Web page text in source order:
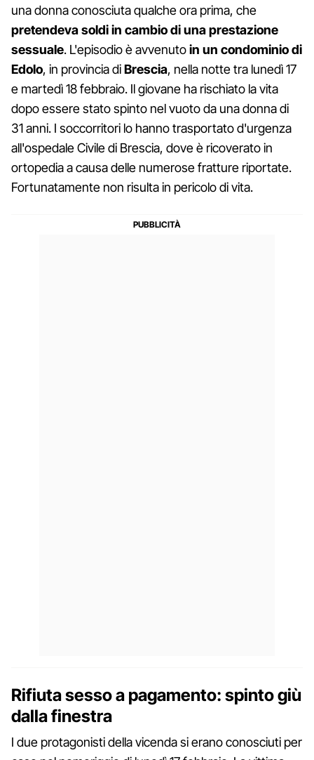
una donna conosciuta qualche ora prima, che
pretendeva soldi in cambio di una prestazione
sessuale. L'episodio è avvenutoin un condominio di
Edolo, in provincia diBrescia, nella notte tra lunedì 17
e martedì 18 febbraio. Il giovane ha rischiato la vita
dopo essere stato spinto nel vuoto da una donna di
31 anni. I soccorritori lo hanno trasportato d'urgenza
all'ospedale Civile di Brescia, dove è ricoverato in
ortopedia a causa delle numerose fratture riportate.
Fortunatamente non risulta in pericolo di vita.
Rifiuta sesso a pagamento: spinto giù
dalla finestra
I due protagonisti della vicenda si erano conosciuti per